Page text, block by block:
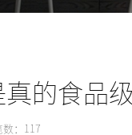
的食品
数：117